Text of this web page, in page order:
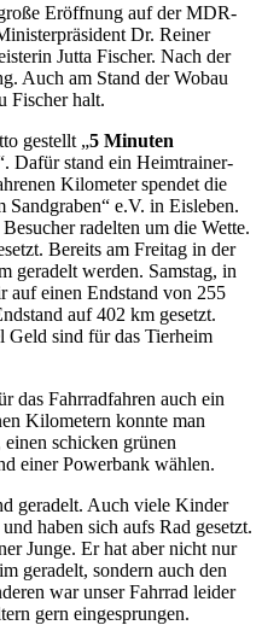
Eröffnung auf der MDR-
Dr. Reiner
Jutta Fischer. Nach der
Auch am Stand der Wobau
Fischer halt.
gestellt „5 Minuten
Dafür stand ein Heimtrainer-
Kilometer spendet die
e.V. in Eisleben.
radelten um die Wette.
Bereits am Freitag in der
geradelt werden. Samstag, in
einen Endstand von 255
auf 402 km gesetzt.
sind für das Tierheim
das Fahrradfahren auch ein
Kilometern konnte man
schicken grünen
einer Powerbank wählen.
geradelt. Auch viele Kinder
haben sich aufs Rad gesetzt.
Junge. Er hat aber nicht nur
geradelt, sondern auch den
war unser Fahrrad leider
gern eingesprungen.